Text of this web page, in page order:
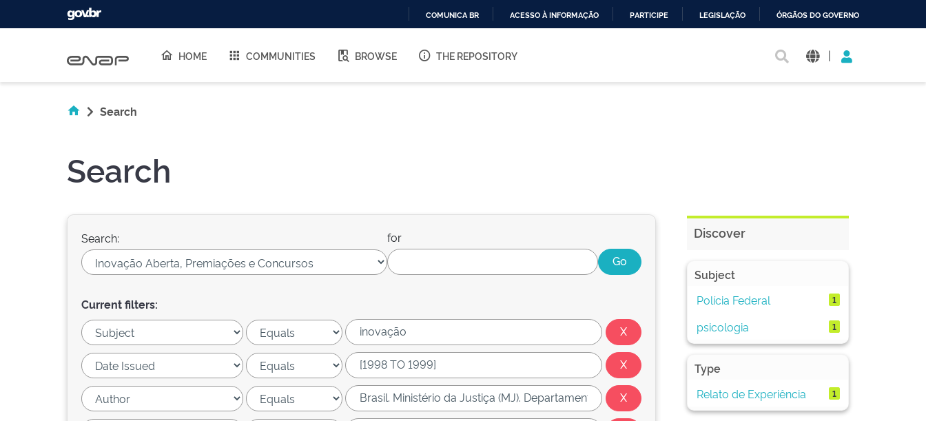
O
COMUNICA BR ACESSO À INFORMAÇÃO PARTICIPE LEGISLAÇÃO ÓRGÃOS DO GOVERNO
HOME COMMUNITIES BROWSE THE REPOSITORY |
Search
Search
Search: for
Current filters:
Discover
Subject
Polícia Federal
1
psicologia 1
Type
Relato de Experiência
1